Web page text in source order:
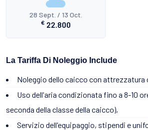
28 Sept. / 13 Oct.
€ 22.800
La Tariffa Di Noleggio Include
Noleggio dello caicco con attrezzatura
Uso dell'aria condizionata fino a 8-10
seconda della classe della caicco),
Servizio dell'equipaggio, stipendi e